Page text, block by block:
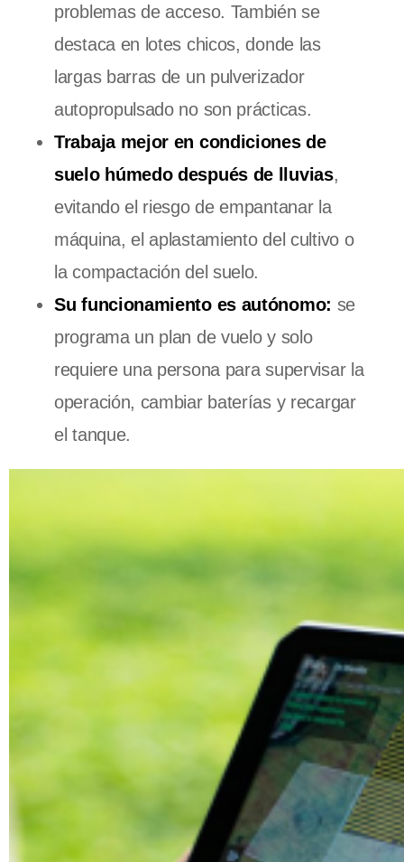
problemas de acceso. También se
destaca en lotes chicos, donde las
largas barras de un pulverizador
autopropulsado no son prácticas.
Trabaja mejor en condiciones de
suelo húmedo después de lluvias,
evitando el riesgo de empantanar la
máquina, el aplastamiento del cultivo o
la compactación del suelo.
Su funcionamiento es autónomo: se
programa un plan de vuelo y solo
requiere una persona para supervisar la
operación, cambiar baterías y recargar
el tanque.